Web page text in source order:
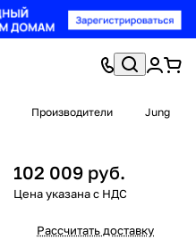
Производители Jung
102 009 руб.
Рассчитать доставку